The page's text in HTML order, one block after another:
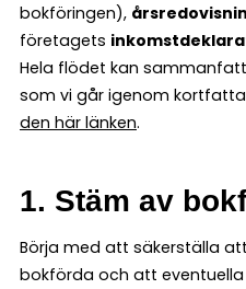
bokföringen),
företagets
Hela flödet kan
som vi går igenom
den här länken.
1. Stäm av
Börja med att säkerställa
bokförda och att